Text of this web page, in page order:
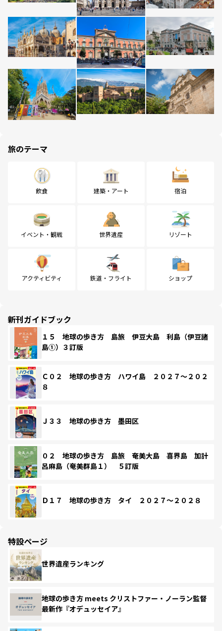
旅のテーマ
飲食 建築・アート 宿泊
イベント・観戦 世界遺産 リゾート
アクティビティ 鉄道・フライト ショップ
新刊ガイドブック
１５ 地球の歩き方 島旅 伊豆大島 利島（伊豆諸
島①）３訂版
Ｃ０２ 地球の歩き方 ハワイ島 ２０２７～２０２
８
Ｊ３３ 地球の歩き方 墨田区
０２ 地球の歩き方 島旅 奄美大島 喜界島 加計
呂麻島（奄美群島１） ５訂版
Ｄ１７ 地球の歩き方 タイ ２０２７～２０２８
特設ページ
世界遺産ランキング
地球の歩き方 meets クリストファー・ノーラン監督
最新作『オデュッセイア』